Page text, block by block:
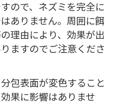
ので、ネズミを完全に
ありません。周囲に餌
理由により、効果が出
ますのでご注意くださ
包表面が変色すること
果に影響はありませ